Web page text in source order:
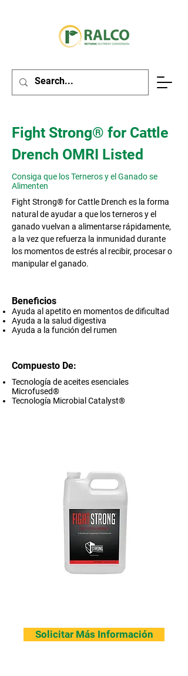
Fight Strong® for Cattle
Drench OMRI Listed
Consiga que los Terneros y el Ganado se
Alimenten
Fight Strong® for Cattle Drench es la forma
natural de ayudar a que los terneros y el
ganado vuelvan a alimentarse rápidamente,
a la vez que refuerza la inmunidad durante
los momentos de estrés al recibir, procesar o
manipular el ganado.
Beneficios
Ayuda al apetito en momentos de dificultad
Ayuda a la salud digestiva
Ayuda a la función del rumen
Compuesto De:
Tecnología de aceites esenciales
Microfused®
Tecnología Microbial Catalyst®
Solicitar Más Información